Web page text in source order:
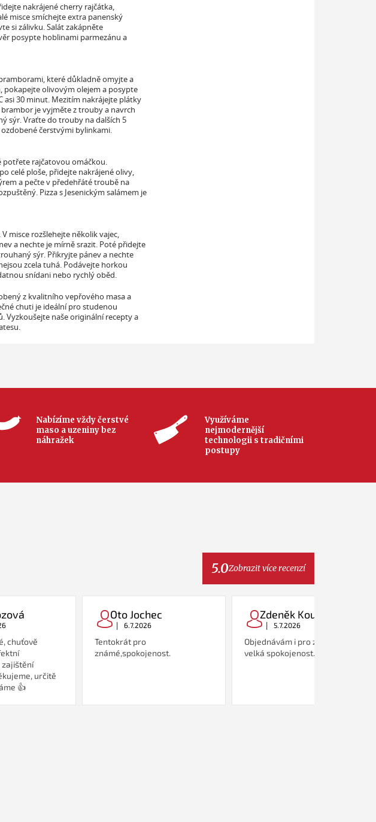
nakrájené cherry rajčátka,
misce smíchejte extra panenský
si zálivku. Salát zakápněte
posypte hoblinami parmezánu a
které důkladně omyjte a
pokapejte olivovým olejem a posypte
asi 30 minut. Mezitím nakrájejte plátky
je vyjměte z trouby a navrch
sýr. Vraťte do trouby na dalších 5
čerstvými bylinkami.
potřete rajčatovou omáčkou.
celé ploše, přidejte nakrájené olivy,
a pečte v předehřáté troubě na
Pizza s Jesenickým salámem je
misce rozšlehejte několik vajec,
a nechte je mírně srazit. Poté přidejte
sýr. Přikryjte pánev a nechte
zcela tuhá. Podávejte horkou
snídani nebo rychlý oběd.
z kvalitního vepřového masa a
chuti je ideální pro studenou
Vyzkoušejte naše originální recepty a
Nabízíme vždy čerstvé
maso a uzeniny bez
náhražek
Využíváme
nejmodernější
technologii s tradičními
postupy
5.0Zobrazit více recenzí
chuťově
určitě
👍
Oto Jochec
| 6.7.2026
Tentokrát pro
známé,spokojenost.
Zdeněk Koutný
| 5.7.2026
Objednávám i pro známé, zatím
velká spokojenost.